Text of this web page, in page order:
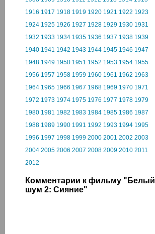
1916 1917 1918 1919 1920 1921 1922 1923
1924 1925 1926 1927 1928 1929 1930 1931
1932 1933 1934 1935 1936 1937 1938 1939
1940 1941 1942 1943 1944 1945 1946 1947
1948 1949 1950 1951 1952 1953 1954 1955
1956 1957 1958 1959 1960 1961 1962 1963
1964 1965 1966 1967 1968 1969 1970 1971
1972 1973 1974 1975 1976 1977 1978 1979
1980 1981 1982 1983 1984 1985 1986 1987
1988 1989 1990 1991 1992 1993 1994 1995
1996 1997 1998 1999 2000 2001 2002 2003
2004 2005 2006 2007 2008 2009 2010 2011
2012
Комментарии к фильму "Белый
шум 2: Сияние"